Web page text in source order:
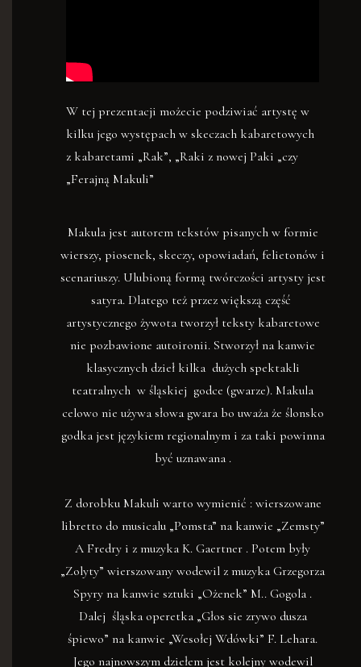
W tej prezentacji możecie podziwiać artystę w
kilku jego występach w skeczach kabaretowych
z kabaretami „Rak”, „Raki z nowej Paki „czy
„Ferajną Makuli”
Makula jest autorem tekstów pisanych w formie
wierszy, piosenek, skeczy, opowiadań, felietonów i
scenariuszy. Ulubioną formą twórczości artysty jest
satyra. Dlatego też przez większą część
artystycznego żywota tworzył teksty kabaretowe
nie pozbawione autoironii. Stworzył na kanwie
klasycznych dzieł kilka dużych spektakli
teatralnych w śląskiej godce (gwarze). Makula
celowo nie używa słowa gwara bo uważa że ślonsko
godka jest językiem regionalnym i za taki powinna
być uznawana .
Z dorobku Makuli warto wymienić : wierszowane
libretto do musicalu „Pomsta” na kanwie „Zemsty”
A Fredry i z muzyka K. Gaertner . Potem były
„Zolyty” wierszowany wodewil z muzyka Grzegorza
Spyry na kanwie sztuki „Ożenek” M.. Gogola .
Dalej śląska operetka „Głos sie zrywo dusza
śpiewo” na kanwie „Wesołej Wdówki” F. Lehara.
Jego najnowszym dziełem jest kolejny wodewil